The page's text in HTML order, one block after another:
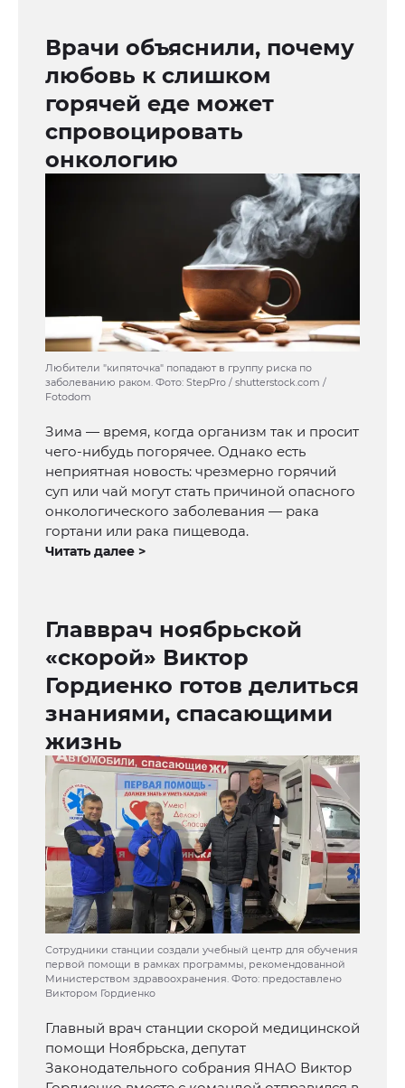
Врачи объяснили, почему
любовь к слишком
горячей еде может
спровоцировать
онкологию
Любители "кипяточка" попадают в группу риска по
заболеванию раком. Фото: StepPro / shutterstock.com /
Fotodom
Зима — время, когда организм так и просит
чего-нибудь погорячее. Однако есть
неприятная новость: чрезмерно горячий
суп или чай могут стать причиной опасного
онкологического заболевания — рака
гортани или рака пищевода.
Читать далее >
Главврач ноябрьской
«скорой» Виктор
Гордиенко готов делиться
знаниями, спасающими
жизнь
Сотрудники станции создали учебный центр для обучения
первой помощи в рамках программы, рекомендованной
Министерством здравоохранения. Фото: предоставлено
Виктором Гордиенко
Главный врач станции скорой медицинской
помощи Ноябрьска, депутат
Законодательного собрания ЯНАО Виктор